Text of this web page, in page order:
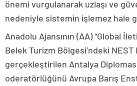
önemi vurgulanarak uzlaşı ve
nedeniyle sistemin işlemez hale
Anadolu Ajansının (AA) “Global
Belek Turizm Bölgesi’ndeki NEST
gerçekleştirilen Antalya
oderatörlüğünü Avrupa Barış